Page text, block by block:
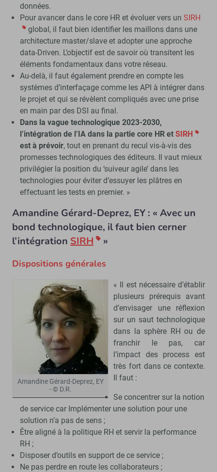
données.
Pour avancer dans le core HR et évoluer vers un SIRH
global, il faut bien identifier les maillons dans une
architecture master/slave et adopter une approche
data-Driven. L’objectif est de savoir où transitent les
éléments fondamentaux dans votre réseau.
Au-delà, il faut également prendre en compte les
systèmes d’interfaçage comme les API à intégrer dans
le projet et qui se révèlent compliqués avec une prise
en main par des DSI au final.
Dans la vague technologique 2023-2030,
l’intégration de l’IA dans la partie core HR et SIRH
est à prévoir, tout en prenant du recul vis-à-vis des
promesses technologiques des éditeurs. Il vaut mieux
privilégier la position du ‘suiveur agile’ dans les
technologies pour éviter d’essuyer les plâtres en
effectuant les tests en premier. »
Amandine Gérard-Deprez, EY : « Avec un
bond technologique, il faut bien cerner
l’intégration SIRH »
Dispositions générales
Amandine Gérard-Deprez, EY
- © D.R.
« Il est nécessaire d’établir
plusieurs prérequis avant
d’envisager une réflexion
sur un saut technologique
dans la sphère RH ou de
franchir le pas, car
l’impact des process est
très fort dans ce contexte.
Il faut :
Se concentrer sur la notion
de service car Implémenter une solution pour une
solution n’a pas de sens ;
Être aligné à la politique RH et servir la performance
RH ;
Disposer d’outils en support de ce service ;
Ne pas perdre en route les collaborateurs ;